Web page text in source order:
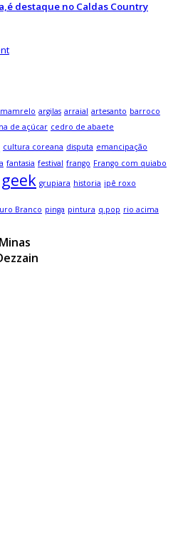
destaque no Caldas Country
argilas arraial artesanto barroco
de açúcar cedro de abaete
cultura coreana disputa emancipação
fantasia festival frango Frango com quiabo
geek grupiara historia ipê roxo
Branco pinga pintura q.pop rio acima